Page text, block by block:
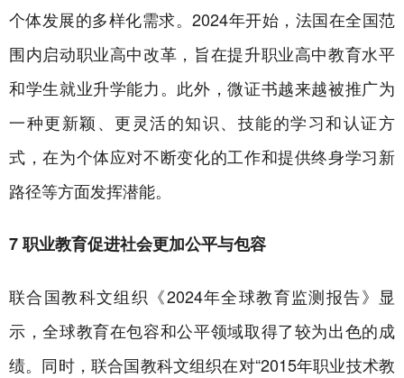
个体发展的多样化需求。2024年开始，法国在全国范
围内启动职业高中改革，旨在提升职业高中教育水平
和学生就业升学能力。此外，微证书越来越被推广为
一种更新颖、更灵活的知识、技能的学习和认证方
式，在为个体应对不断变化的工作和提供终身学习新
路径等方面发挥潜能。
7 职业教育促进社会更加公平与包容
联合国教科文组织《2024年全球教育监测报告》显
示，全球教育在包容和公平领域取得了较为出色的成
绩。同时，联合国教科文组织在对“2015年职业技术教